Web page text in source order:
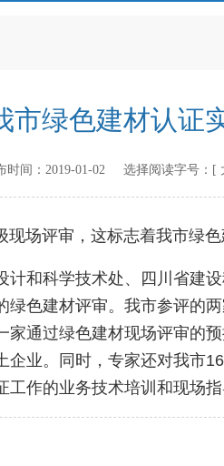
市绿色建材认证
间： 2019-01-02选择阅读字号：[
评审，这标志着我市绿色
和科学技术处、四川省建
色建材评审。我市参评的
通过绿色建材现场评审的
业。同时，专家还对我市
作的业务技术培训和现场